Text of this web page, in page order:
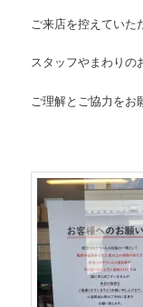
ご来店を控えていた
スタッフやまわりの
ご理解とご協力をお